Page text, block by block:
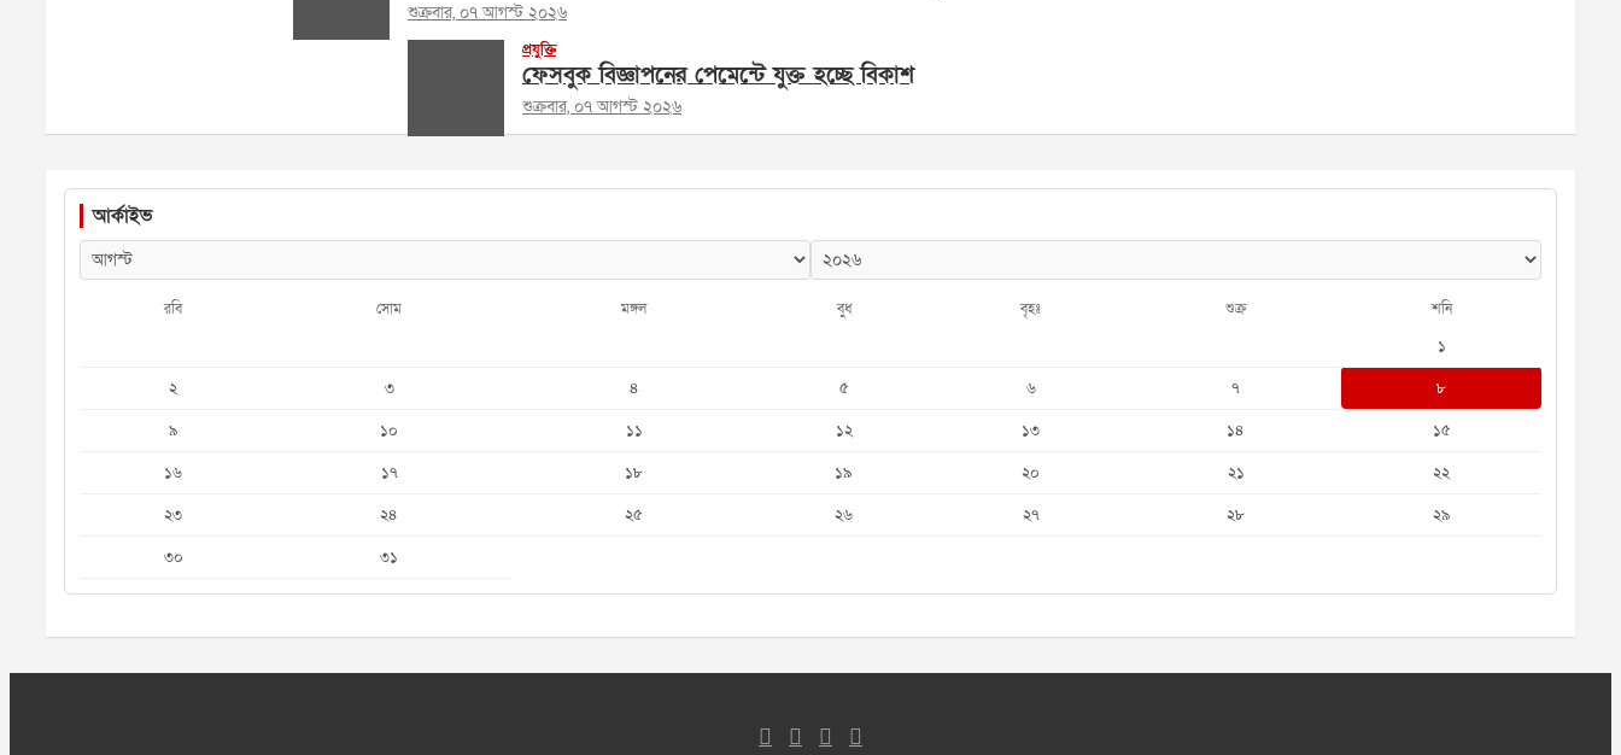
শুক্রবার, ০৭ আগস্ট ২০২৬
প্রযুক্তি
ফেসবুক বিজ্ঞাপনের পেমেন্টে যুক্ত হচ্ছে বিকাশ
শুক্রবার, ০৭ আগস্ট ২০২৬
আর্কাইভ
রবি সোম মঙ্গল বুধ বৃহঃ শুক্র শনি
১
২
৩ ৪ ৫ ৬ ৭
৮
৯
১০ ১১ ১২ ১৩ ১৪
১৫
১৬
১৭ ১৮ ১৯ ২০ ২১
২২
২৩
২৪ ২৫ ২৬ ২৭ ২৮
২৯
৩০
৩১